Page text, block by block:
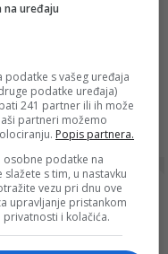
na uređaju
s vašeg uređaja
podatke uređaja)
241 partner ili ih može
partneri možemo
Popis partnera.
osobne podatke na
s tim, u nastavku
vezu pri dnu ove
upravljanje pristankom
i kolačića.